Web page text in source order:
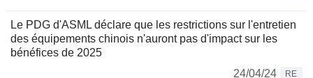
Le PDG d'ASML déclare que les restrictions sur l'entretien
des équipements chinois n'auront pas d'impact sur les
bénéfices de 2025
24/04/24
RE